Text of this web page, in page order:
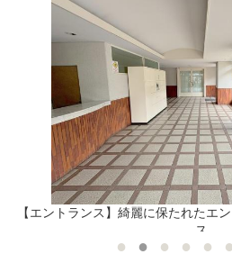
【エントランス】綺麗に保たれたエ
ス